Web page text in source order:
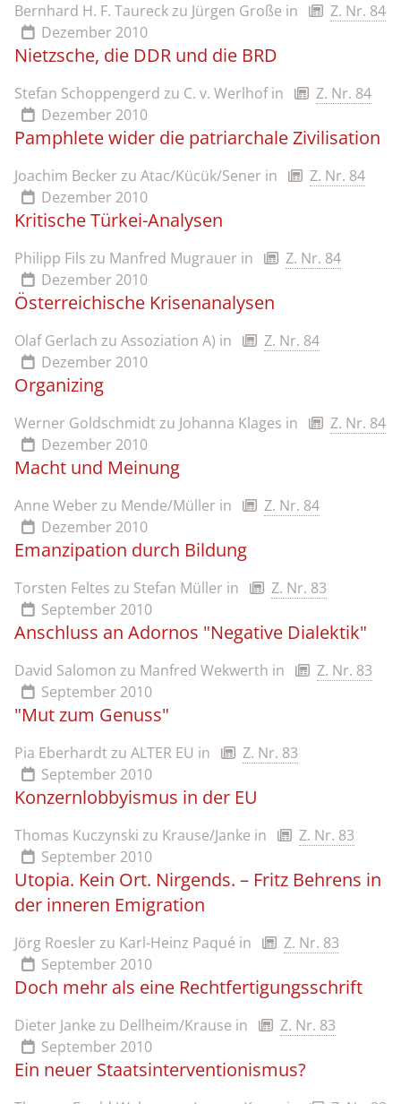
Bernhard H. F. Taureck zu Jürgen Große in
Z. Nr. 84
Dezember 2010
Nietzsche, die DDR und die BRD
Stefan Schoppengerd zu C. v. Werlhof in
Z. Nr. 84
Dezember 2010
Pamphlete wider die patriarchale Zivilisation
Joachim Becker zu Atac/Kücük/Sener in
Z. Nr. 84
Dezember 2010
Kritische Türkei-Analysen
Philipp Fils zu Manfred Mugrauer in
Z. Nr. 84
Dezember 2010
Österreichische Krisenanalysen
Olaf Gerlach zu Assoziation A) in
Z. Nr. 84
Dezember 2010
Organizing
Werner Goldschmidt zu Johanna Klages in
Z. Nr. 84
Dezember 2010
Macht und Meinung
Anne Weber zu Mende/Müller in
Z. Nr. 84
Dezember 2010
Emanzipation durch Bildung
Torsten Feltes zu Stefan Müller in
Z. Nr. 83
September 2010
Anschluss an Adornos "Negative Dialektik"
David Salomon zu Manfred Wekwerth in
Z. Nr. 83
September 2010
"Mut zum Genuss"
Pia Eberhardt zu ALTER EU in
Z. Nr. 83
September 2010
Konzernlobbyismus in der EU
Thomas Kuczynski zu Krause/Janke in
Z. Nr. 83
September 2010
Utopia. Kein Ort. Nirgends. – Fritz Behrens in
der inneren Emigration
Jörg Roesler zu Karl-Heinz Paqué in
Z. Nr. 83
September 2010
Doch mehr als eine Rechtfertigungsschrift
Dieter Janke zu Dellheim/Krause in
Z. Nr. 83
September 2010
Ein neuer Staatsinterventionismus?